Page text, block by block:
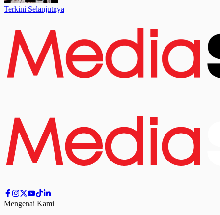
Terkini Selanjutnya
Mengenai Kami